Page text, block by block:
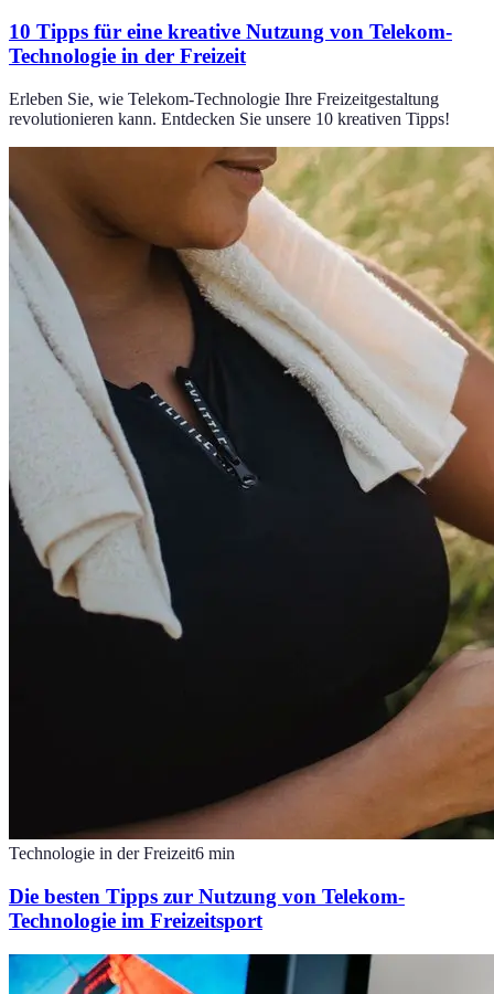
10 Tipps für eine kreative Nutzung von Telekom-
Technologie in der Freizeit
Erleben Sie, wie Telekom-Technologie Ihre Freizeitgestaltung
revolutionieren kann. Entdecken Sie unsere 10 kreativen Tipps!
Technologie in der Freizeit6 min
Die besten Tipps zur Nutzung von Telekom-
Technologie im Freizeitsport